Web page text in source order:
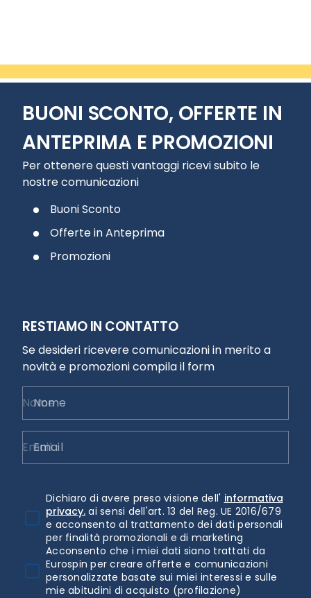
BUONI SCONTO, OFFERTE IN
ANTEPRIMA E PROMOZIONI
Per ottenere questi vantaggi ricevi subito le
nostre comunicazioni
Buoni Sconto
Offerte in Anteprima
Promozioni
RESTIAMO IN CONTATTO
Se desideri ricevere comunicazioni in merito a
novità e promozioni compila il form
Nome
Email
Dichiaro di avere preso visione dell' informativa
privacy. ai sensi dell'art. 13 del Reg. UE 2016/679
e acconsento al trattamento dei dati personali
per finalità promozionali e di marketing
Acconsento che i miei dati siano trattati da
Eurospin per creare offerte e comunicazioni
personalizzate basate sui miei interessi e sulle
mie abitudini di acquisto (profilazione)